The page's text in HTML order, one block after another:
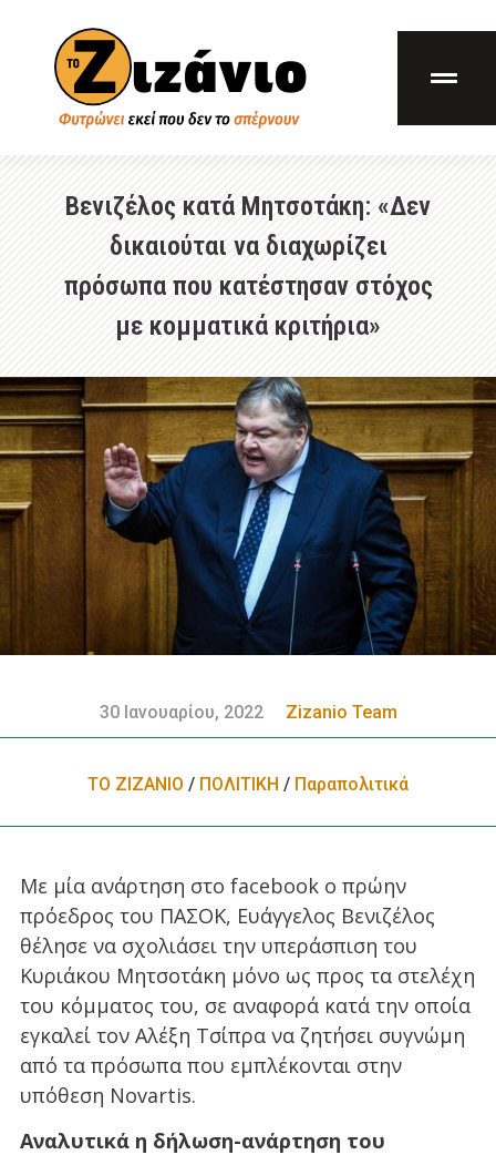
Βενιζέλος κατά Μητσοτάκη: «Δεν
δικαιούται να διαχωρίζει
πρόσωπα που κατέστησαν στόχος
με κομματικά κριτήρια»
30 Ιανουαρίου, 2022 Zizanio Team
ΤΟ ΖΙΖΑΝΙΟ / ΠΟΛΙΤΙΚΗ / Παραπολιτικά
Με μία ανάρτηση στο facebook ο πρώην
πρόεδρος του ΠΑΣΟΚ, Ευάγγελος Βενιζέλος
θέλησε να σχολιάσει την υπεράσπιση του
Κυριάκου Μητσοτάκη μόνο ως προς τα στελέχη
του κόμματος του, σε αναφορά κατά την οποία
εγκαλεί τον Αλέξη Τσίπρα να ζητήσει συγνώμη
από τα πρόσωπα που εμπλέκονται στην
υπόθεση Novartis.
Αναλυτικά η δήλωση-ανάρτηση του